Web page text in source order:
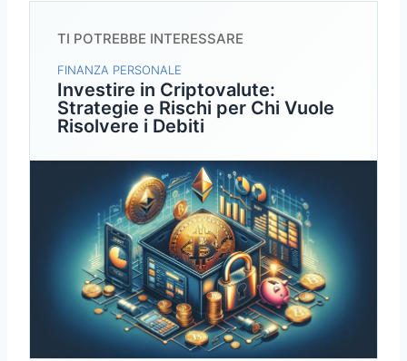
TI POTREBBE INTERESSARE
FINANZA PERSONALE
Investire in Criptovalute:
Strategie e Rischi per Chi Vuole
Risolvere i Debiti